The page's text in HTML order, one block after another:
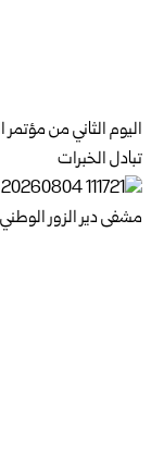
اليوم الثاني من
تبادل الخبرات